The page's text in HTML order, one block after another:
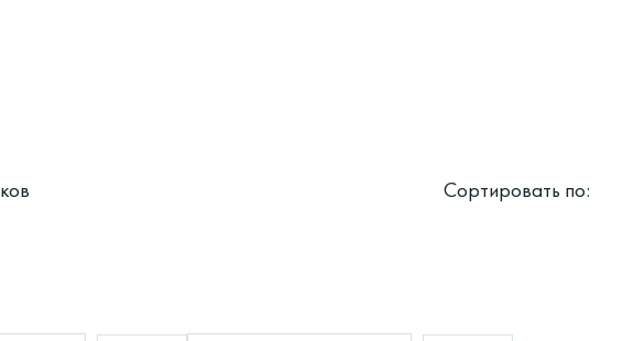
Сортировать по: